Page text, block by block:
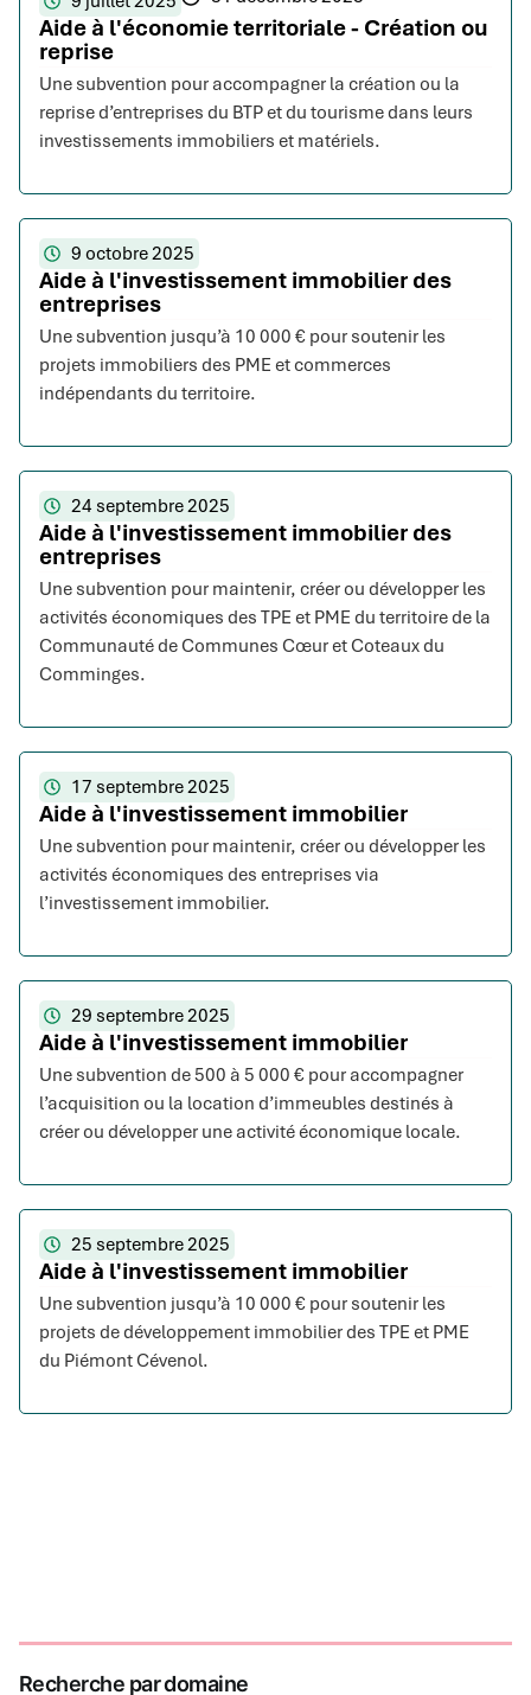
Aide à l'économie territoriale - Création ou
reprise
Une subvention pour accompagner la création ou la
reprise d’entreprises du BTP et du tourisme dans leurs
investissements immobiliers et matériels.
9 octobre 2025
Aide à l'investissement immobilier des
entreprises
Une subvention jusqu’à 10 000 € pour soutenir les
projets immobiliers des PME et commerces
indépendants du territoire.
24 septembre 2025
Aide à l'investissement immobilier des
entreprises
Une subvention pour maintenir, créer ou développer les
activités économiques des TPE et PME du territoire de la
Communauté de Communes Cœur et Coteaux du
Comminges.
17 septembre 2025
Aide à l'investissement immobilier
Une subvention pour maintenir, créer ou développer les
activités économiques des entreprises via
l’investissement immobilier.
29 septembre 2025
Aide à l'investissement immobilier
Une subvention de 500 à 5 000 € pour accompagner
l’acquisition ou la location d’immeubles destinés à
créer ou développer une activité économique locale.
25 septembre 2025
Aide à l'investissement immobilier
Une subvention jusqu’à 10 000 € pour soutenir les
projets de développement immobilier des TPE et PME
du Piémont Cévenol.
Recherche par domaine